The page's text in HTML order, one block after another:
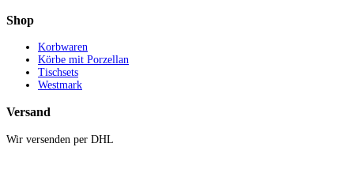
Shop
Korbwaren
Körbe mit Porzellan
Tischsets
Westmark
Versand
Wir versenden per DHL